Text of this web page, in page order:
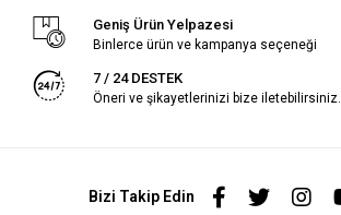
Geniş Ürün Yelpazesi
Binlerce ürün ve kampanya seçeneği
7 / 24 DESTEK
Öneri ve şikayetlerinizi bize iletebilirsiniz.
Bizi Takip Edin